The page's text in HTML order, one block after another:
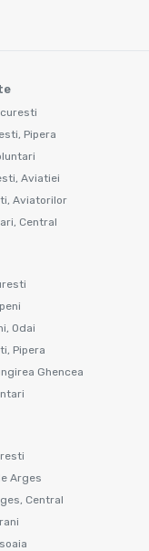
Pipera
Aviatiei
Aviatorilor
Central
Odai
Pipera
Ghencea
Arges
Central